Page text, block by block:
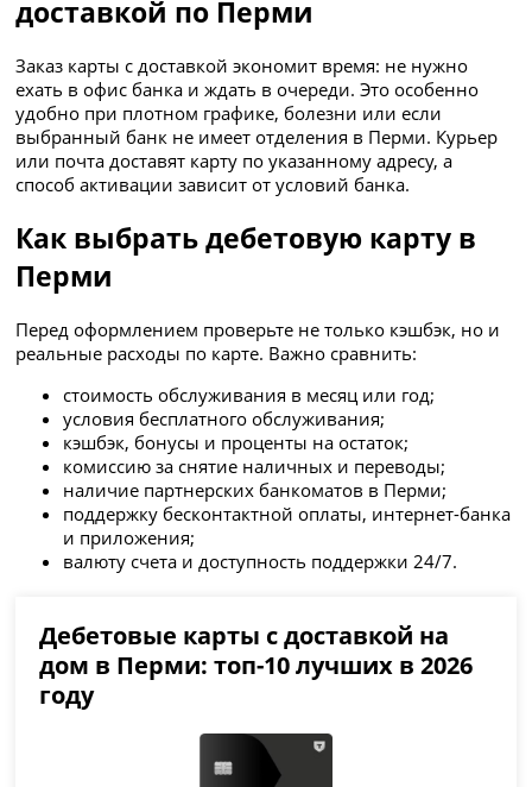
доставкой по Перми
Заказ карты с доставкой экономит время: не нужно
ехать в офис банка и ждать в очереди. Это особенно
удобно при плотном графике, болезни или если
выбранный банк не имеет отделения в Перми. Курьер
или почта доставят карту по указанному адресу, а
способ активации зависит от условий банка.
Как выбрать дебетовую карту в
Перми
Перед оформлением проверьте не только кэшбэк, но и
реальные расходы по карте. Важно сравнить:
стоимость обслуживания в месяц или год;
условия бесплатного обслуживания;
кэшбэк, бонусы и проценты на остаток;
комиссию за снятие наличных и переводы;
наличие партнерских банкоматов в Перми;
поддержку бесконтактной оплаты, интернет-банка
и приложения;
валюту счета и доступность поддержки 24/7.
Дебетовые карты с доставкой на
дом в Перми: топ-10 лучших в 2026
году